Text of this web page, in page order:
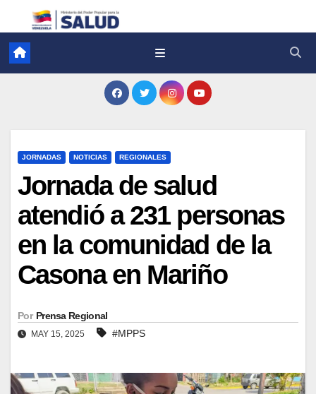
JORNADAS NOTICIAS REGIONALES
Jornada de salud
atendió a 231 personas
en la comunidad de la
Casona en Mariño
Por Prensa Regional
MAY 15, 2025 #MPPS